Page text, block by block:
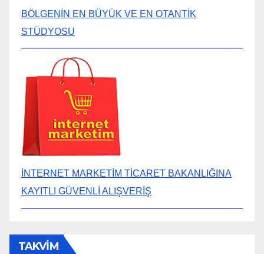
BÖLGENİN EN BÜYÜK VE EN OTANTİK
STÜDYOSU
İNTERNET MARKETİM TİCARET BAKANLIĞINA
KAYITLI GÜVENLİ ALIŞVERİŞ
TAKVİM